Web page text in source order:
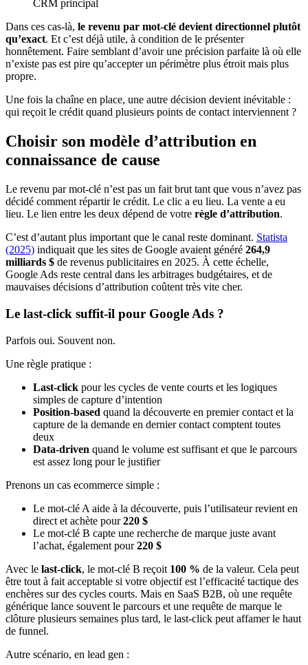
CRM principal
Dans ces cas-là, le revenu par mot-clé devient directionnel plutôt
qu’exact. Et c’est déjà utile, à condition de le présenter
honnêtement. Faire semblant d’avoir une précision parfaite là où elle
n’existe pas est pire qu’accepter un périmètre plus étroit mais plus
propre.
Une fois la chaîne en place, une autre décision devient inévitable :
qui reçoit le crédit quand plusieurs points de contact interviennent ?
Choisir son modèle d’attribution en
connaissance de cause
Le revenu par mot-clé n’est pas un fait brut tant que vous n’avez pas
décidé comment répartir le crédit. Le clic a eu lieu. La vente a eu
lieu. Le lien entre les deux dépend de votre règle d’attribution.
C’est d’autant plus important que le canal reste dominant. Statista
(2025) indiquait que les sites de Google avaient généré 264,9
milliards $ de revenus publicitaires en 2025. À cette échelle,
Google Ads reste central dans les arbitrages budgétaires, et de
mauvaises décisions d’attribution coûtent très vite cher.
Le last-click suffit-il pour Google Ads ?
Parfois oui. Souvent non.
Une règle pratique :
Last-click pour les cycles de vente courts et les logiques
simples de capture d’intention
Position-based quand la découverte en premier contact et la
capture de la demande en dernier contact comptent toutes
deux
Data-driven quand le volume est suffisant et que le parcours
est assez long pour le justifier
Prenons un cas ecommerce simple :
Le mot-clé A aide à la découverte, puis l’utilisateur revient en
direct et achète pour220 $
Le mot-clé B capte une recherche de marque juste avant
l’achat, également pour220 $
Avec le last-click, le mot-clé B reçoit 100 % de la valeur. Cela peut
être tout à fait acceptable si votre objectif est l’efficacité tactique des
enchères sur des cycles courts. Mais en SaaS B2B, où une requête
générique lance souvent le parcours et une requête de marque le
clôture plusieurs semaines plus tard, le last-click peut affamer le haut
de funnel.
Autre scénario, en lead gen :